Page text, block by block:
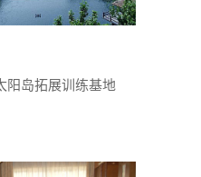
阳岛拓展训练基地